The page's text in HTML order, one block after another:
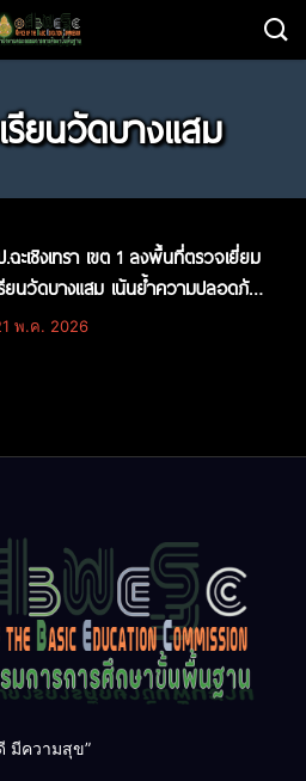
รียนวัดบางแสม
ฉะเชิงเทรา เขต 1 ลงพื้นที่ตรวจเยี่ยม
รียนวัดบางแสม เน้นย้ำความปลอดภัย-
าการ และมาตรการลดภาระผู้ปกครอง
พ.ค. 2026
มีความสุข”